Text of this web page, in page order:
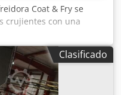
Coat & Fry se
crujientes con una
actualizada.
Clasificado